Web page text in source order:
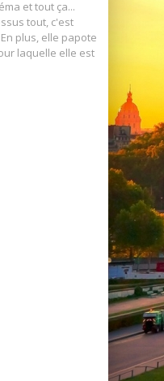
et tout ça...
tout, c'est
plus, elle papote
laquelle elle est